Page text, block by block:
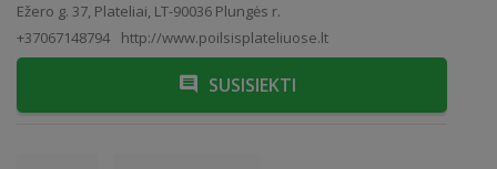
Ežero g. 37, Plateliai, LT-90036 Plungės r.
+37067148794
http://www.poilsisplateliuose.lt
SUSISIEKTI